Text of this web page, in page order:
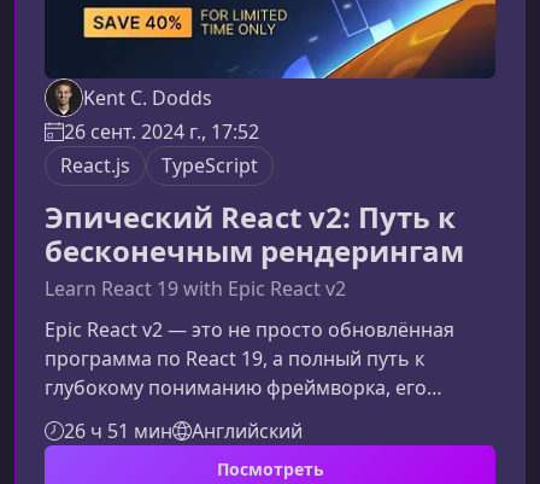
Kent C. Dodds
26 сент. 2024 г., 17:52
React.js
TypeScript
Эпический React v2: Путь к
бесконечным рендерингам
Learn React 19 with Epic React v2
Epic React v2 — это не просто обновлённая
программа по React 19, а полный путь к
глубокому пониманию фреймворка, его
фундаментальных принципов и новейших
возможностей. Если вы хотите писать
быстрее, увереннее и профессиональнее —
26 ч 51 мин Английский
Посмотреть